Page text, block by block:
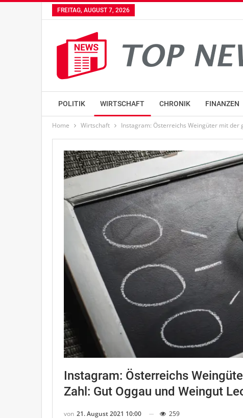
FREITAG, AUGUST 7, 2026
POLITIK WIRTSCHAFT CHRONIK FINANZEN
Home Wirtschaft Instagram: Österreichs Weingüter mit der
Instagram: Österreichs
Zahl: Gut Oggau und Weingut
von 21. August 2021 10:00 259